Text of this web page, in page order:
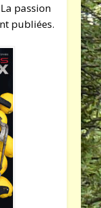
passion
publiées.